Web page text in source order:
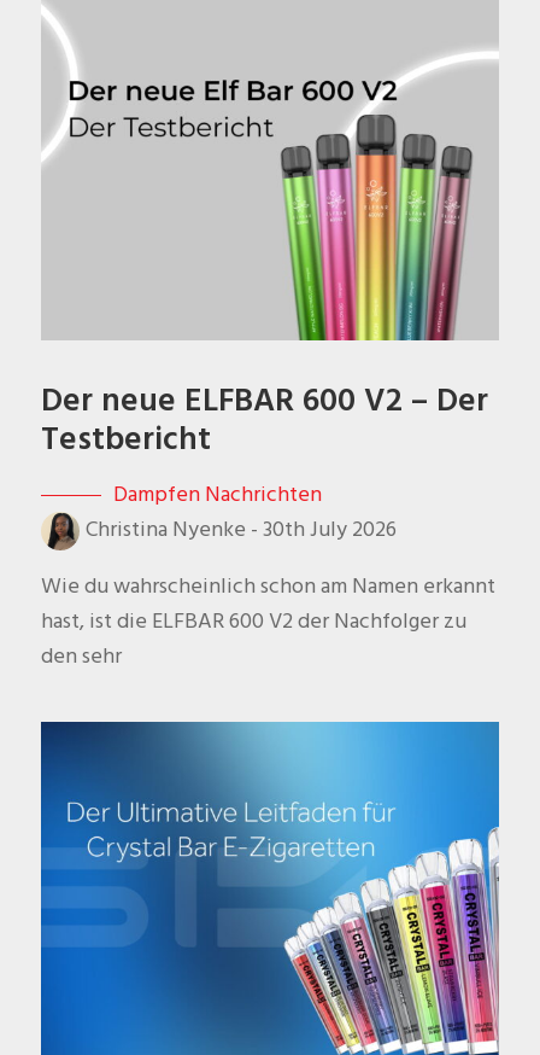
Der neue ELFBAR 600 V2 – Der
Testbericht
Dampfen Nachrichten
Christina Nyenke - 30th July 2026
Wie du wahrscheinlich schon am Namen erkannt
hast, ist die ELFBAR 600 V2 der Nachfolger zu
den sehr